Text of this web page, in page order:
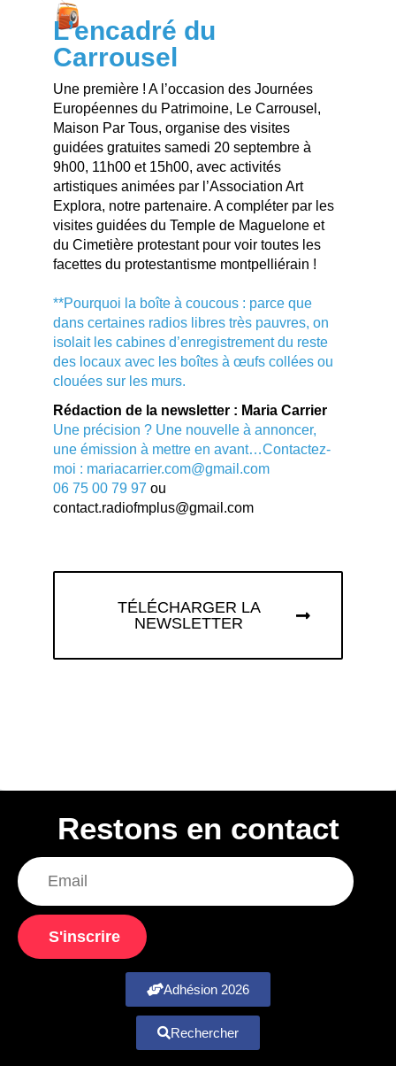
L’encadré du
Carrousel
Une première ! A l’occasion des Journées
Européennes du Patrimoine, Le Carrousel,
Maison Par Tous, organise des visites
guidées gratuites samedi 20 septembre à
9h00, 11h00 et 15h00, avec activités
artistiques animées par l’Association Art
Explora, notre partenaire. A compléter par les
visites guidées du Temple de Maguelone et
du Cimetière protestant pour voir toutes les
facettes du protestantisme montpelliérain !
**Pourquoi la boîte à coucous : parce que
dans certaines radios libres très pauvres, on
isolait les cabines d’enregistrement du reste
des locaux avec les boîtes à œufs collées ou
clouées sur les murs.
Rédaction de la newsletter : Maria Carrier
Une précision ? Une nouvelle à annoncer,
une émission à mettre en avant…Contactez-
moi : mariacarrier.com@gmail.com
06 75 00 79 97 ou
contact.radiofmplus@gmail.com
TÉLÉCHARGER LA
NEWSLETTER
Restons en contact
S'inscrire
Adhésion 2026
Rechercher